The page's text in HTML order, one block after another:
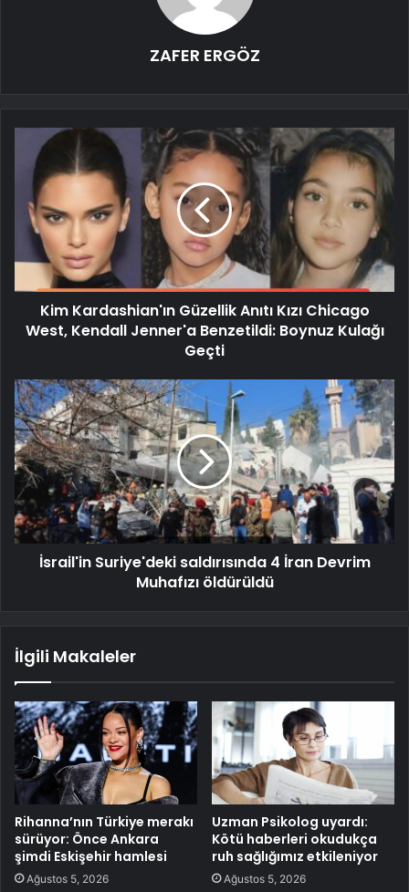
ZAFER ERGÖZ
Kim Kardashian'ın Güzellik Anıtı Kızı Chicago
West, Kendall Jenner'a Benzetildi: Boynuz Kulağı
Geçti
İsrail'in Suriye'deki saldırısında 4 İran Devrim
Muhafızı öldürüldü
İlgili Makaleler
Rihanna’nın Türkiye merakı
sürüyor: Önce Ankara
şimdi Eskişehir hamlesi
Ağustos 5, 2026
Uzman Psikolog uyardı:
Kötü haberleri okudukça
ruh sağlığımız etkileniyor
Ağustos 5, 2026